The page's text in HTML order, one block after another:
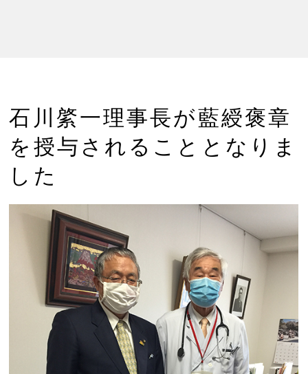
石川綮一理事長が藍綬褒章
を授与されることとなりま
した